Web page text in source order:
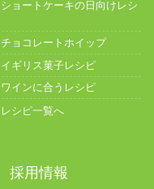
ショートケーキの日向けレシ
チョコレートホイップ
イギリス菓子レシピ
ワインに合うレシピ
レシピ一覧へ
採用情報